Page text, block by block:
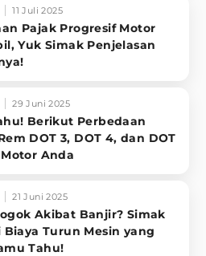
11 Juli 2025
Pajak Progresif Motor
Yuk Simak Penjelasan
29 Juni 2025
Berikut Perbedaan
DOT 3, DOT 4, dan DOT
Anda
21 Juni 2025
Akibat Banjir? Simak
Biaya Turun Mesin yang
Tahu!